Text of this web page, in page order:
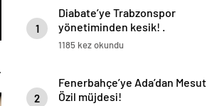
1
Diabate’ye Trabzonspor
yönetiminden kesik! .
1185 kez okundu
2
Fenerbahçe’ye Ada’dan Mesut
Özil müjdesi!